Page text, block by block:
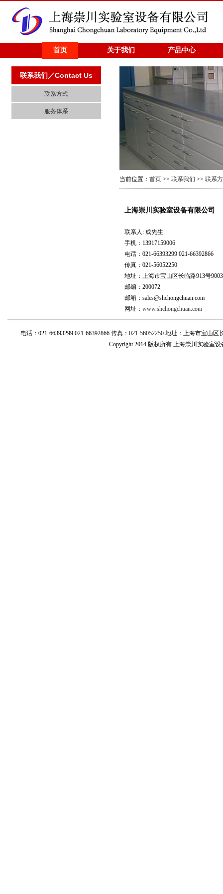
首页 关于我们 产品中心
联系我们／Contact Us
联系方式
服务体系
当前位置： 首页 >> 联系我们 >> 联系
上海崇川实验室设备有限公司
联系人: 成先生
手机：13917159006
电话：021-66393299 021-66392866
传真：021-56052250
地址：上海市宝山区长临路913号
邮编：200072
邮箱：sales@shchongchuan.com
网址： www.shchongchuan.com
电话：021-66393299 021-66392866 传真：021-56052250 地址：上海市宝山区
Copyright 2014 版权所有 上海崇川实验室